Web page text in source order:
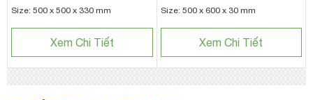
Size: 500 x 500 x 330 mm
Xem Chi Tiết
Size: 500 x 600 x 30 mm
Xem Chi Tiết